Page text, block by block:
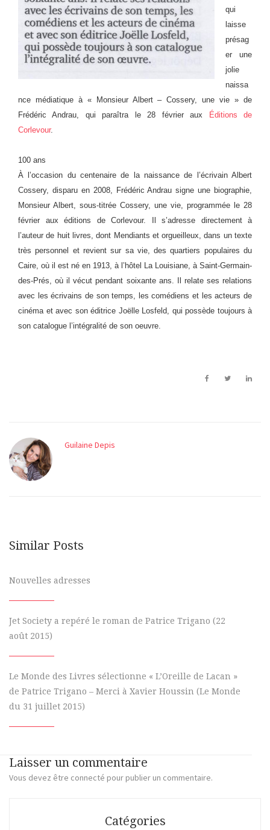
qui
laisse
présag
er une
jolie
naissa
nce médiatique à « Monsieur Albert – Cossery, une vie » de
Frédéric Andrau, qui paraîtra le 28 février aux
Éditions de
Corlevour.
100 ans
À l’occasion du centenaire de la naissance de l’écrivain A lbert
Cossery, disparu en 2008, Frédéric Andrau signe une biographie,
Monsieur Albert, sous-titrée Cossery, une vie, programmée le 28
février aux éditions de Corlevour. Il s’adresse directement à
l’auteur de huit livres, dont Mendiants et orgueilleux, dans un texte
très personnel et revient sur sa vie, des quartiers populaires du
Caire, où il est né en 1913, à l’hôtel La Louisiane, à Saint-Germain-
des-Prés, où il vécut pendant soixante ans. Il relate ses relations
avec les écrivains de son temps, les comédiens et les acteurs de
cinéma et avec son éditrice Joëlle Losfeld, qui possède toujours à
son catalogue l’intégralité de son oeuvre.
Guilaine Depis
Similar Posts
Nouvelles adresses
Jet Society a repéré le roman de Patrice Trigano (22
août 2015)
Le Monde des Livres sélectionne « L’Oreille de Lacan »
de Patrice Trigano – Merci à Xavier Houssin (Le Monde
du 31 juillet 2015)
Laisser un commentaire
Vous devez être connecté pour publier un commentaire.
Catégories